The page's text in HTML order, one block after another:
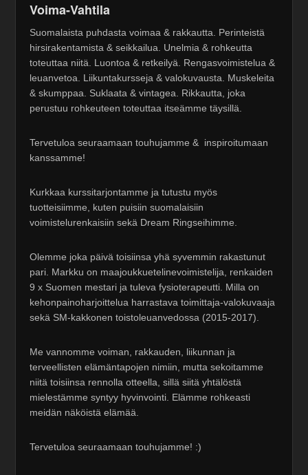
Voima-Vahtila
Suomalaista puhdasta voimaa & rakkautta. Perinteistä
hirsirakentamista & seikkailua. Unelmia & rohkeutta
toteuttaa niitä. Luontoa & retkeilyä. Rengasvoimistelua &
leuanvetoa. Liikuntakursseja & valokuvausta. Muskeleita
& skumppaa. Suklaata & vintagea. Rikkautta, joka
perustuu rohkeuteen toteuttaa itseämme täysillä.
Tervetuloa seuraamaan touhujamme & inspiroitumaan
kanssamme!
Kurkkaa kurssitarjontamme ja tutustu myös
tuotteisiimme, kuten puisiin suomalaisiin
voimistelurenkaisiin sekä Dream Ringseihimme.
Olemme joka päivä toisiinsa yhä syvemmin rakastunut
pari. Markku on maajoukkuetelinevoimistelija, renkaiden
9 x Suomen mestari ja tuleva fysioterapeutti. Milla on
kehonpainoharjoittelua harrastava toimittaja-valokuvaaja
sekä SM-kakkonen toistoleuanvedossa (2015-2017).
Me vannomme voiman, rakkauden, liikunnan ja
terveellisten elämäntapojen nimiin, mutta sekoitamme
niitä toisiinsa rennolla otteella, sillä siitä yhtälöstä
mielestämme syntyy hyvinvointi. Elämme rohkeasti
meidän näköistä elämää.
Tervetuloa seuraamaan touhujamme! :)